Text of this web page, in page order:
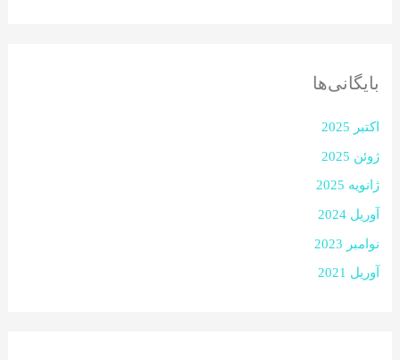
بایگانی‌ها
اکتبر 2025
ژوئن 2025
ژانویه 2025
آوریل 2024
نوامبر 2023
آوریل 2021